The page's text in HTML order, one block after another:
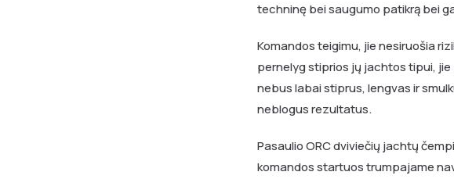
techninę bei saugumo patikrą bei
Komandos teigimu, jie nesiruošia
pernelyg stiprios jų jachtos tipui,
nebus labai stiprus, lengvas ir
neblogus rezultatus.
Pasaulio ORC dviviečių jachtų
komandos startuos trumpajame